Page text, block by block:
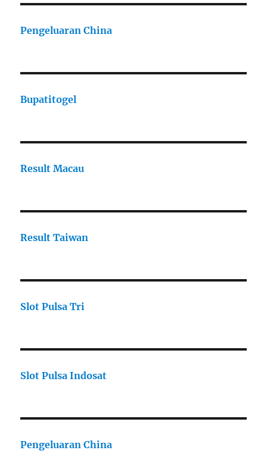
Pengeluaran China
Bupatitogel
Result Macau
Result Taiwan
Slot Pulsa Tri
Slot Pulsa Indosat
Pengeluaran China